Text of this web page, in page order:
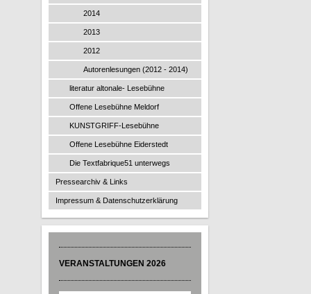
2014
2013
2012
Autorenlesungen (2012 - 2014)
literatur altonale- Lesebühne
Offene Lesebühne Meldorf
KUNSTGRIFF-Lesebühne
Offene Lesebühne Eiderstedt
Die Textfabrique51 unterwegs
Pressearchiv & Links
Impressum & Datenschutzerklärung
VERANSTALTUNGEN 2026